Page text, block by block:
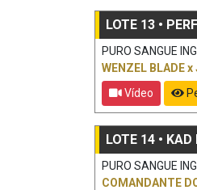
LOTE 13 •
PURO SANGUE
WENZEL BLADEx
Vídeo
LOTE 14 • KAD
PURO SANGUE
COMANDANTE